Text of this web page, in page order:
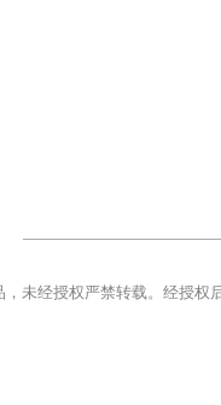
，未经授权严禁转载。经授权